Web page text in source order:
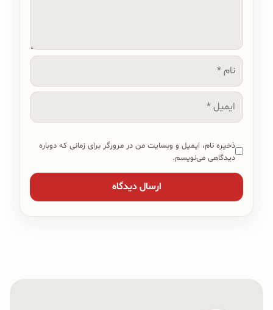
نام
ایمیل
ذخیره نام، ایمیل و وبسایت من در مرورگر برای زمانی که دوباره
دیدگاهی می‌نویسم.